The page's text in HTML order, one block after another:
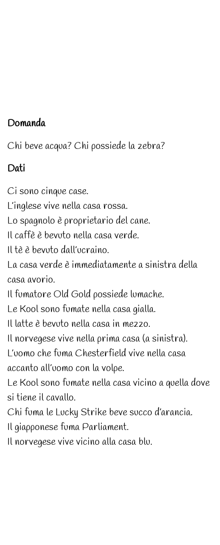
Domanda
Chi beve acqua? Chi possiede la zebra?
Dati
Ci sono cinque case.
L’inglese vive nella casa rossa.
Lo spagnolo è proprietario del cane.
Il caffè è bevuto nella casa verde.
Il tè è bevuto dall’ucraino.
La casa verde è immediatamente a sinistra della
casa avorio.
Il fumatore Old Gold possiede lumache.
Le Kool sono fumate nella casa gialla.
Il latte è bevuto nella casa in mezzo.
Il norvegese vive nella prima casa (a sinistra).
L’uomo che fuma Chesterfield vive nella casa
accanto all’uomo con la volpe.
Le Kool sono fumate nella casa vicino a quella dove
si tiene il cavallo.
Chi fuma le Lucky Strike beve succo d’arancia.
Il giapponese fuma Parliament.
Il norvegese vive vicino alla casa blu.